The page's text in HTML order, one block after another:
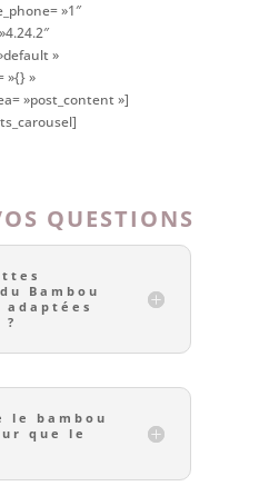
»1″
»
»{} »
»post_content »]
QUESTIONS
Bambou
?
le bambou
que le